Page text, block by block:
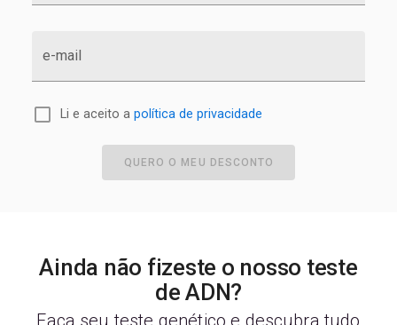
e-mail
Li e aceito a política de privacidade
QUERO O MEU DESCONTO
Ainda não fizeste o nosso teste
de ADN?